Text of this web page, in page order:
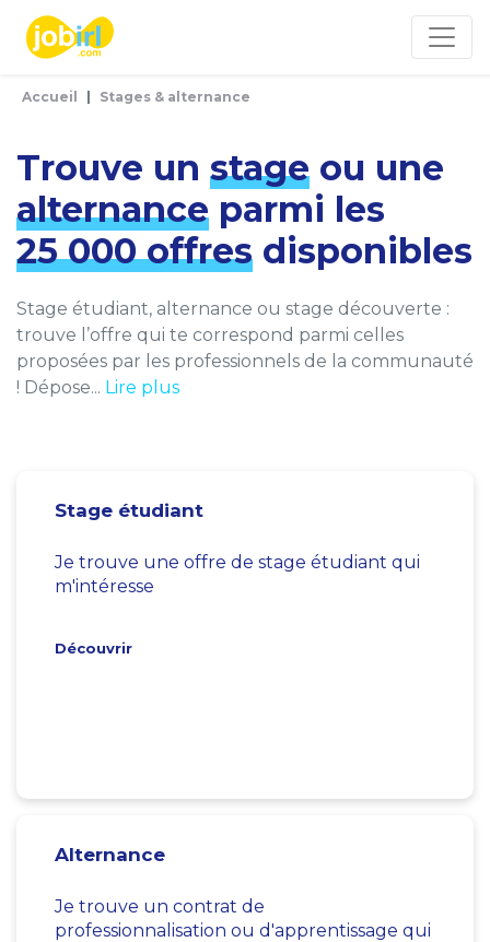
Accueil Stages & alternance
Trouve un stage ou une
alternance parmi les
25 000 offres disponibles
Stage étudiant, alternance ou stage découverte :
trouve l’offre qui te correspond parmi celles
proposées par les professionnels de la communauté
! Dépose... Lire plus
Stage étudiant
Je trouve une offre de stage étudiant qui
m'intéresse
Découvrir
Alternance
Je trouve un contrat de
professionnalisation ou d'apprentissage qui
Panneau de gestion des cookies